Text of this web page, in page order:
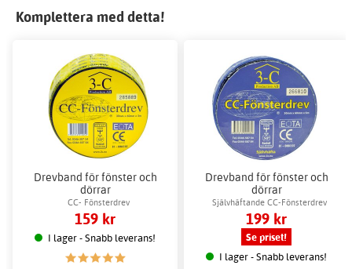
Komplettera med detta!
Drevband för fönster och
dörrar
CC- Fönsterdrev
159 kr
I lager - Snabb leverans!
Drevband för fönster och
dörrar
Självhäftande CC-Fönsterdrev
199 kr
Se priset!
I lager - Snabb leverans!